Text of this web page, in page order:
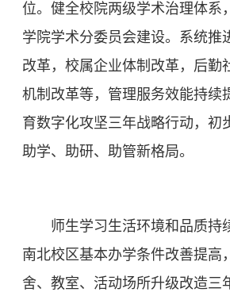
位。健全校院两级学术治理体系
学院学术分委员会建设。系统推
改革，校属企业体制改革，后勤
机制改革等，管理服务效能持续
育数字化攻坚三年战略行动，初
助学、助研、助管新格局。
师生学习生活环境和品质持
南北校区基本办学条件改善提高
舍、教室、活动场所升级改造三